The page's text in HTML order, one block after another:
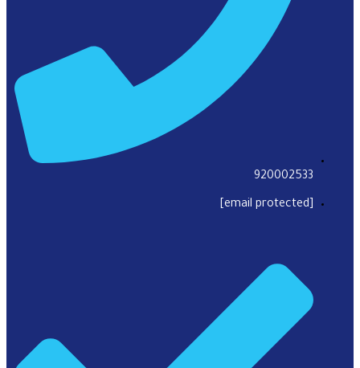
920002533
[email protected]